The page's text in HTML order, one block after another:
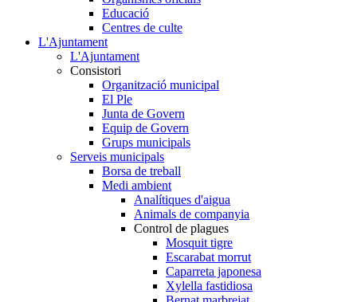
Educació
Centres de culte
L'Ajuntament
L'Ajuntament
Consistori
Organització municipal
El Ple
Junta de Govern
Equip de Govern
Grups municipals
Serveis municipals
Borsa de treball
Medi ambient
Analítiques d'aigua
Animals de companyia
Control de plagues
Mosquit tigre
Escarabat morrut
Caparreta japonesa
Xylella fastidiosa